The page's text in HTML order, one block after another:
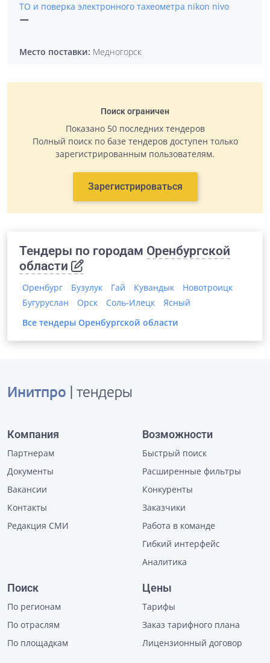
ТО и поверка электронного тахеометра nikon nivo
—
Место поставки: Медногорск
Поиск ограничен
Показано 50 последних тендеров
Полный поиск по базе тендеров доступен только
зарегистрированным пользователям.
Зарегистрироваться
Тендеры по городам Оренбургской
области
Оренбург Бузулук Гай Кувандык
Новотроицк
Бугуруслан
Орск Соль-Илецк
Ясный
Все тендеры Оренбургской области
Инитпро | тендеры
Компания
Партнерам
Документы
Вакансии
Контакты
Редакция СМИ
Возможности
Быстрый поиск
Расширенные фильтры
Конкуренты
Заказчики
Работа в команде
Гибкий интерфейс
Аналитика
Поиск
По регионам
По отраслям
По площадкам
Цены
Тарифы
Заказ тарифного плана
Лицензионный договор